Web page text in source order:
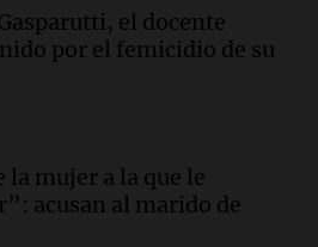
Villa María con dos
lupa tras fallos
el docente
por el femicidio de su
la mujer a la que le
acusan al marido de